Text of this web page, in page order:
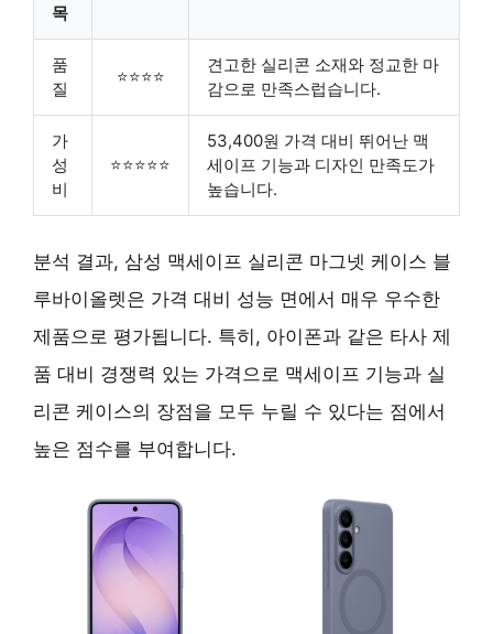
목
품
질
⭐⭐⭐⭐
견고한 실리콘 소재와 정교한 마
감으로 만족스럽습니다.
가
성
비
⭐⭐⭐⭐⭐
53,400원 가격 대비 뛰어난 맥
세이프 기능과 디자인 만족도가
높습니다.
분석 결과, 삼성 맥세이프 실리콘 마그넷 케이스 블
루바이올렛은 가격 대비 성능 면에서 매우 우수한
제품으로 평가됩니다. 특히, 아이폰과 같은 타사 제
품 대비 경쟁력 있는 가격으로 맥세이프 기능과 실
리콘 케이스의 장점을 모두 누릴 수 있다는 점에서
높은 점수를 부여합니다.